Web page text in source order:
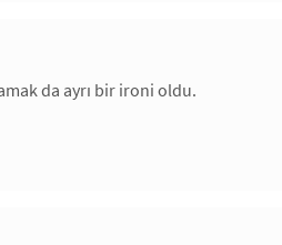
da ayrı bir ironi oldu.